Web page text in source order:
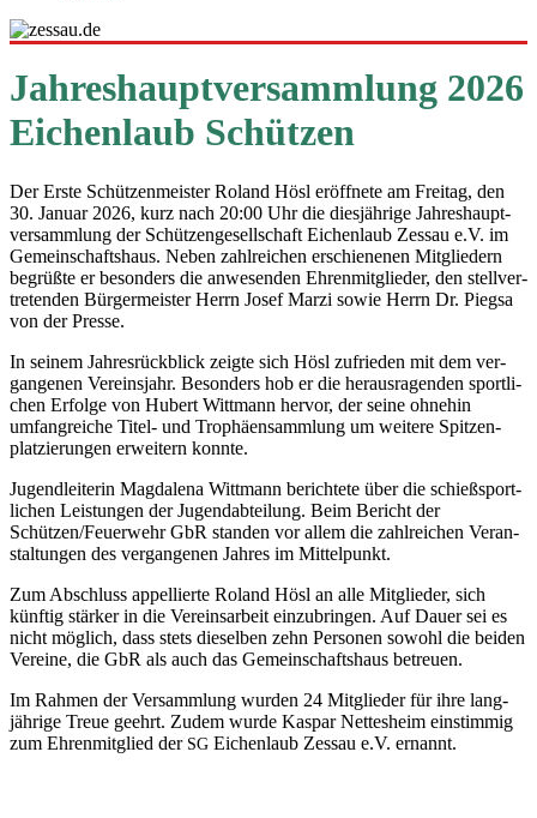
Jahreshauptversammlung 2026
Eichenlaub Schützen
Der Ers­te Schüt­zen­meis­ter Roland Hösl eröff­ne­te am Frei­tag, den
30. Janu­ar 2026, kurz nach 20:00 Uhr die dies­jäh­ri­ge Jah­res­haupt­
ver­samm­lung der Schüt­zen­ge­sell­schaft Eichen­laub Zessau e.V. im
Gemein­schafts­haus. Neben zahl­rei­chen erschie­ne­nen Mit­glie­dern
begrüß­te er beson­ders die anwe­sen­den Ehren­mit­glie­der, den stell­ver­
tre­ten­den Bür­ger­meis­ter Herrn Josef Mar­zi sowie Herrn Dr. Pieg­sa
von der Presse.
In sei­nem Jah­res­rück­blick zeig­te sich Hösl zufrie­den mit dem ver­
gan­ge­nen Ver­eins­jahr. Beson­ders hob er die her­aus­ra­gen­den sport­li­
chen Erfol­ge von Hubert Witt­mann her­vor, der sei­ne ohne­hin
umfang­rei­che Titel- und Tro­phä­en­samm­lung um wei­te­re Spit­zen­
plat­zie­run­gen erwei­tern konnte.
Jugend­lei­te­rin Mag­da­le­na Witt­mann berich­te­te über die schieß­sport­
li­chen Leis­tun­gen der Jugend­ab­tei­lung. Beim Bericht der
Schützen/Feuerwehr GbR stan­den vor allem die zahl­rei­chen Ver­an­
stal­tun­gen des ver­gan­ge­nen Jah­res im Mittelpunkt.
Zum Abschluss appel­lier­te Roland Hösl an alle Mit­glie­der, sich
künf­tig stär­ker in die Ver­eins­ar­beit ein­zu­brin­gen. Auf Dau­er sei es
nicht mög­lich, dass stets die­sel­ben zehn Per­so­nen sowohl die bei­den
Ver­ei­ne, die GbR als auch das Gemein­schafts­haus betreuen.
Im Rah­men der Ver­samm­lung wur­den 24 Mit­glie­der für ihre lang­
jäh­ri­ge Treue geehrt. Zudem wur­de Kas­par Net­tes­heim ein­stim­mig
zum Ehren­mit­glied der SG Eichen­laub Zessau e.V. ernannt.